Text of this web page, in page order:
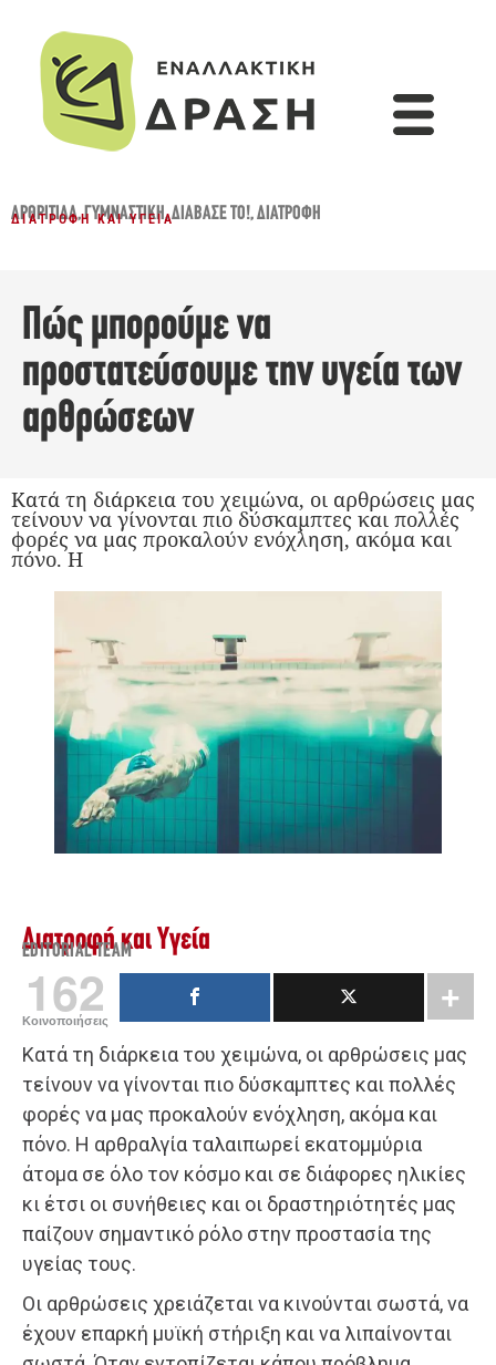
ΑΡΘΡΊΤΙΔΑ,ΓΥΜΝΑΣΤΙΚΉ,ΔΙΆΒΑΣΈ ΤΟ!,ΔΙΑΤΡΟΦΉ
ΔΙΑΤΡΟΦΉ ΚΑΙ ΥΓΕΊΑ
Πώς μπορούμε να
προστατεύσουμε την υγεία των
αρθρώσεων
Κατά τη διάρκεια του χειμώνα, οι αρθρώσεις μας
τείνουν να γίνονται πιο δύσκαμπτες και πολλές
φορές να μας προκαλούν ενόχληση, ακόμα και
πόνο. Η
Διατροφή και Υγεία
EDITORIAL TEAM
162
Κοινοποιήσεις
Κατά τη διάρκεια του χειμώνα, οι αρθρώσεις μας
τείνουν να γίνονται πιο δύσκαμπτες και πολλές
φορές να μας προκαλούν ενόχληση, ακόμα και
πόνο. Η αρθραλγία ταλαιπωρεί εκατομμύρια
άτομα σε όλο τον κόσμο και σε διάφορες ηλικίες
κι έτσι οι συνήθειες και οι δραστηριότητές μας
παίζουν σημαντικό ρόλο στην προστασία της
υγείας τους.
Οι αρθρώσεις χρειάζεται να κινούνται σωστά, να
έχουν επαρκή μυϊκή στήριξη και να λιπαίνονται